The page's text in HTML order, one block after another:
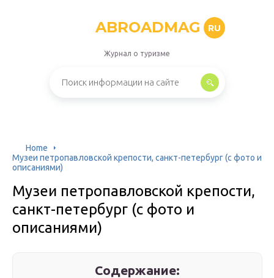
ABROADMAG RU
Журнал о туризме
Home
Музеи петропавловской крепости, санкт-петербург (с фото и
описаниями)
Музеи петропавловской крепости,
санкт-петербург (с фото и
описаниями)
Содержание: